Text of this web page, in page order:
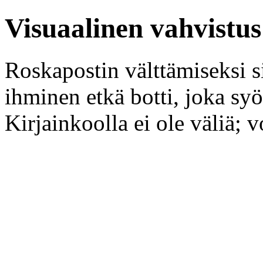
Visuaalinen vahvistus
Roskapostin välttämiseksi
ihminen etkä botti, joka
Kirjainkoolla ei ole väliä;